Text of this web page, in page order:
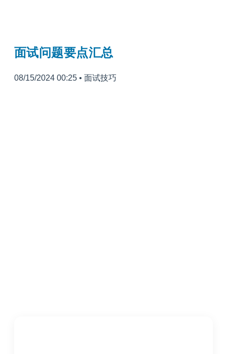
面试问题要点汇总
08/15/2024 00:25 • 面试技巧